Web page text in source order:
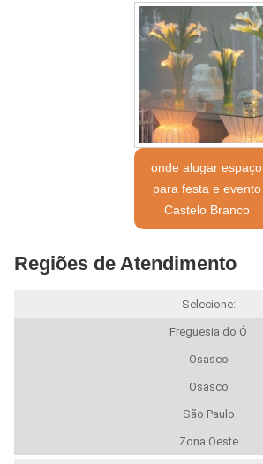
onde alugar espaço
para festa e evento
Castelo Branco
Regiões de Atendimento
Selecione:
Freguesia do Ó
Osasco
Osasco
São Paulo
Zona Oeste